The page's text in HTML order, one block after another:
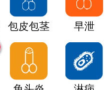
包皮包茎 早泄